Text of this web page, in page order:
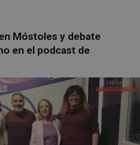
Móstoles y debate
en el podcast de